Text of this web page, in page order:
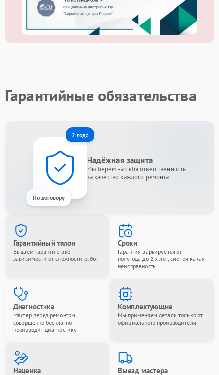
Гарантийные обязательства
2 года
По договору
Надёжная защита
Мы берём на себя ответственность
за качество каждого ремонта
Гарантийный талон
Выдаём гарантию вне
зависимости от сложности работ
Сроки
Гарантия варьируется от
полугода до 2-х лет, смотря какая
неисправность
Диагностика
Мастер перед ремонтом
совершенно бесплатно
производит диагностику
Комплектующие
Мы применяем детали только от
официального производителя
Наценка Выезд мастера